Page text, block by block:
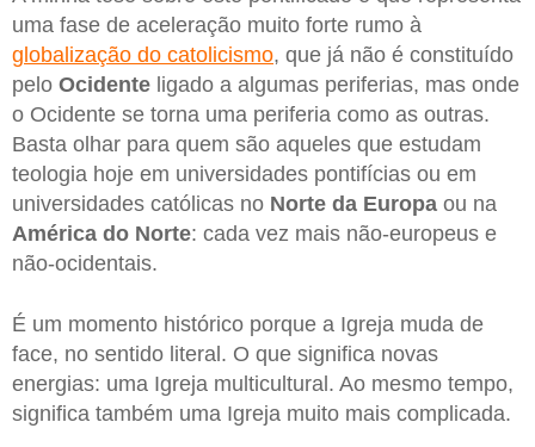
uma fase de aceleração muito forte rumo à
globalização do catolicismo, que já não é constituído
pelo Ocidente ligado a algumas periferias, mas onde
o Ocidente se torna uma periferia como as outras.
Basta olhar para quem são aqueles que estudam
teologia hoje em universidades pontifícias ou em
universidades católicas no Norte da Europa ou na
América do Norte: cada vez mais não-europeus e
não-ocidentais.
É um momento histórico porque a Igreja muda de
face, no sentido literal. O que significa novas
energias: uma Igreja multicultural. Ao mesmo tempo,
significa também uma Igreja muito mais complicada.